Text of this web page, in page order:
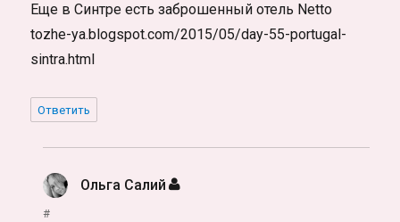
Еще в Синтре есть заброшенный отель Netto
tozhe-ya.blogspot.com/2015/05/day-55-portugal-
sintra.html
Ответить
Ольга Салий :
#